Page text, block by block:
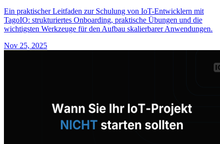
Ein praktischer Leitfaden zur Schulung von IoT-Entwicklern mit
TagoIO: strukturiertes Onboarding, praktische Übungen und die
wichtigsten Werkzeuge für den Aufbau skalierbarer Anwendungen.
Nov 25, 2025